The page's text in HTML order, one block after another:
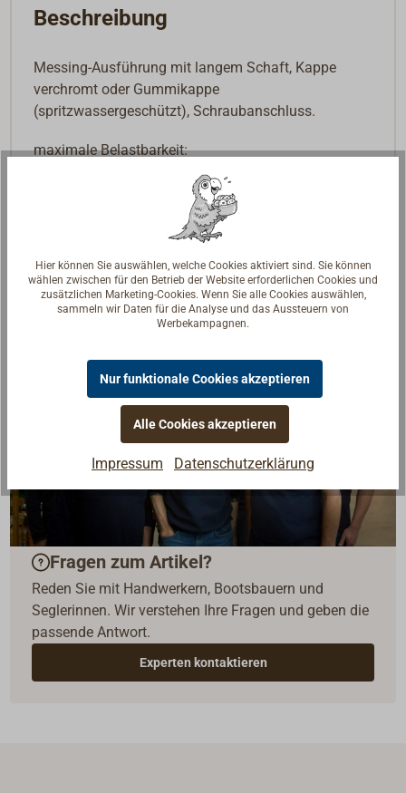
Beschreibung
Messing-Ausführung mit langem Schaft, Kappe
verchromt oder Gummikappe
(spritzwassergeschützt), Schraubanschluss.
maximale Belastbarkeit:
Fragen zum Artikel?
Reden Sie mit Handwerkern, Bootsbauern und
Seglerinnen. Wir verstehen Ihre Fragen und geben die
passende Antwort.
Experten kontaktieren
Hier können Sie auswählen, welche Cookies aktiviert sind. Sie können
wählen zwischen für den Betrieb der Website erforderlichen Cookies und
zusätzlichen Marketing-Cookies. Wenn Sie alle Cookies auswählen,
sammeln wir Daten für die Analyse und das Aussteuern von
Werbekampagnen.
Nur funktionale Cookies akzeptieren
Alle Cookies akzeptieren
Impressum Datenschutzerklärung